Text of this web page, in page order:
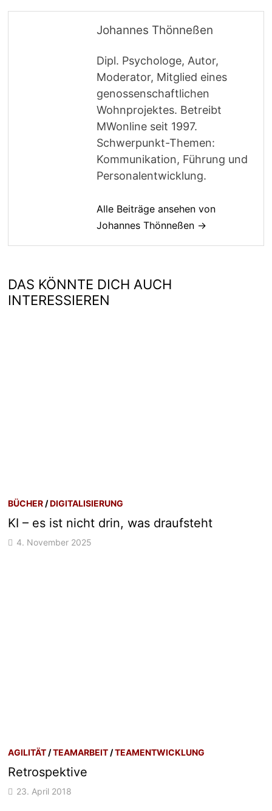
Johannes Thönneßen
Dipl. Psychologe, Autor,
Moderator, Mitglied eines
genossenschaftlichen
Wohnprojektes. Betreibt
MWonline seit 1997.
Schwerpunkt-Themen:
Kommunikation, Führung und
Personalentwicklung.
Alle Beiträge ansehen von
Johannes Thönneßen →
DAS KÖNNTE DICH AUCH
INTERESSIEREN
BÜCHER /DIGITALISIERUNG
KI – es ist nicht drin, was draufsteht
4. November 2025
AGILITÄT /TEAMARBEIT /TEAMENTWICKLUNG
Retrospektive
23. April 2018